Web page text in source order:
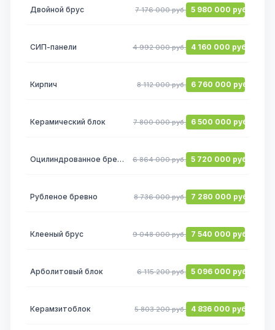
Двойной брус 7 176 000 руб. 5 980 000 руб.
СИП-панели 4 992 000 руб. 4 160 000 руб.
Кирпич 8 112 000 руб. 6 760 000 руб.
Керамический блок 7 800 000 руб. 6 500 000 руб.
Оцилиндрованное бревно 6 864 000 руб. 5 720 000 руб.
Рубленое бревно 8 736 000 руб. 7 280 000 руб.
Клееный брус 9 048 000 руб. 7 540 000 руб.
Арболитовый блок 6 115 200 руб. 5 096 000 руб.
Керамзитоблок 5 803 200 руб. 4 836 000 руб.